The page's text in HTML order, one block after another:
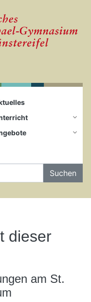
dieser
am St.